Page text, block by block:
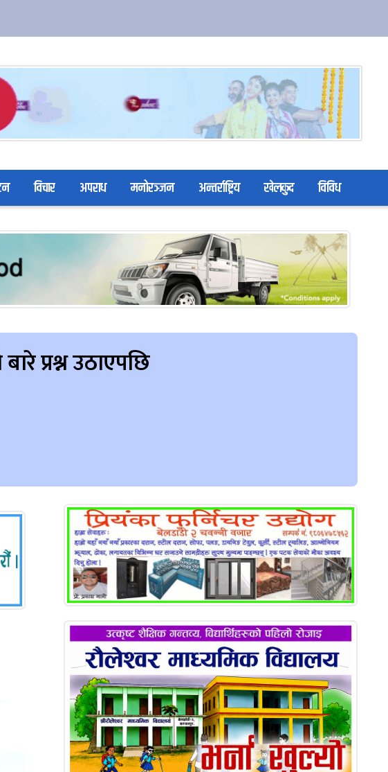
विचार अपराध मनोरञ्जन अन्तर्राष्ट्रिय खेलकुद विविध
प्रश्न उठाएपछि